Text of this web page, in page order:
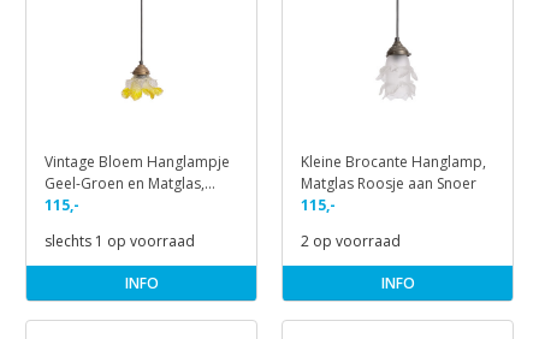
Vintage Bloem Hanglampje
Geel-Groen en Matglas,
Jaren 30
115,-
slechts 1 op voorraad
INFO
Kleine Brocante Hanglamp,
Matglas Roosje aan Snoer
115,-
2 op voorraad
INFO